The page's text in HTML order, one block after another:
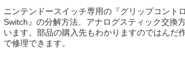
ニンテンドースイッチ専用の『グリップコント
Switch』の分解方法、アナログスティック交換
います。部品の購入先もわかりますのではんだ
で修理できます。